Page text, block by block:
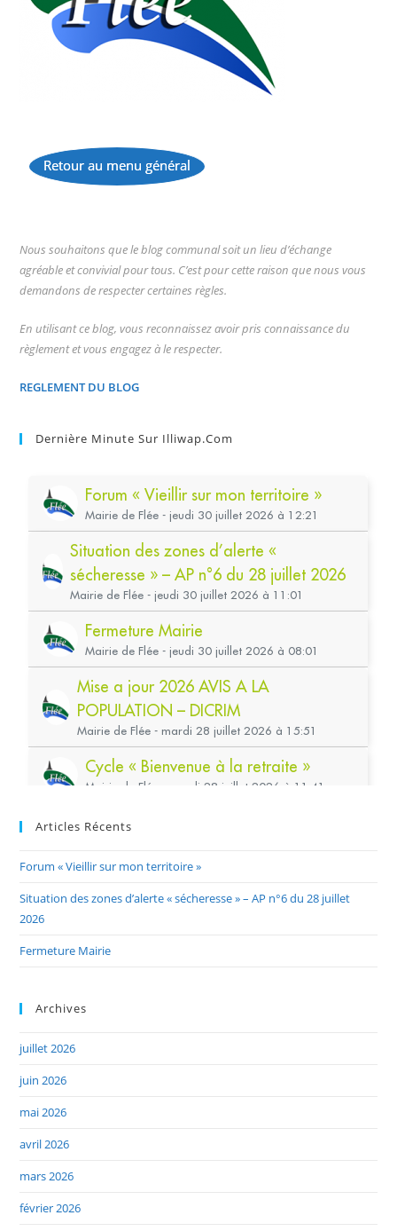
Retour au menu général
...
Nous souhaitons que le blog communal soit un lieu d’échange
agréable et convivial pour tous. C’est pour cette raison que nous vous
demandons de respecter certaines règles.
En utilisant ce blog, vous reconnaissez avoir pris connaissance du
règlement et vous engagez à le respecter.
REGLEMENT DU BLOG
Dernière Minute Sur Illiwap.com
Articles Récents
Forum « Vieillir sur mon territoire »
Situation des zones d’alerte « sécheresse » – AP n°6 du 28 juillet
2026
Fermeture Mairie
Archives
juillet 2026
juin 2026
mai 2026
avril 2026
mars 2026
février 2026